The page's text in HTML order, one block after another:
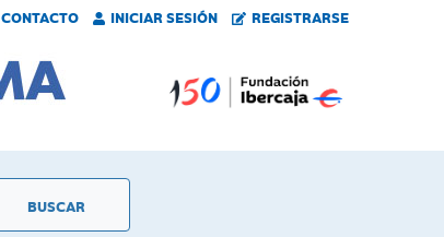
CONTACTO INICIAR SESIÓN REGISTRARSE